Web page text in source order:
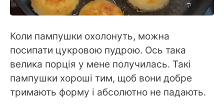
Коли пампушки охолонуть, можна
посипати цукровою пудрою. Ось така
велика порція у мене получилась. Такі
пампушки хороші тим, щоб вони добре
тримають форму і абсолютно не падають.